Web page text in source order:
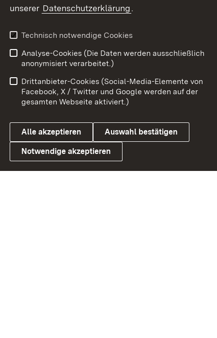
X / Twitter
Youtube
Link zum Landesportal
Benutzungshinweise
Barrierefreiheit
Datenschutz
Cookies
unserer Datenschutzerklärung.
Technisch notwendige Cookies
Analyse-Cookies (Die Daten werden ausschließlich
anonymisiert verarbeitet.)
Drittanbieter-Cookies (Social-Media-Elemente von
Facebook, X / Twitter und Google werden auf der
gesamten Webseite aktiviert.)
Alle akzeptieren Auswahl bestätigen
Notwendige akzeptieren